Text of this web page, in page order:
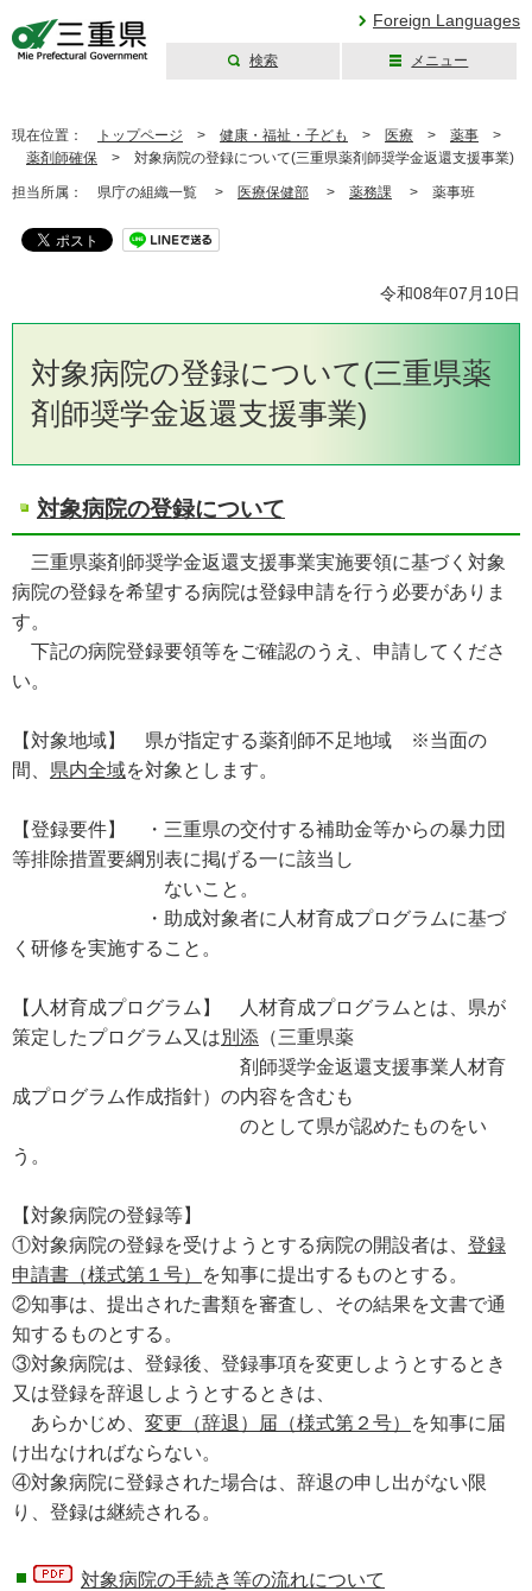
Foreign Languages
検索 メニュー
現在位置： トップページ > 健康・福祉・子ども > 医療 > 薬事 >
薬剤師確保 > 対象病院の登録について(三重県薬剤師奨学金返還支援事業)
担当所属： 県庁の組織一覧 > 医療保健部 > 薬務課 > 薬事班
令和08年07月10日
対象病院の登録について(三重県薬
剤師奨学金返還支援事業)
対象病院の登録について
三重県薬剤師奨学金返還支援事業実施要領に基づく対象
病院の登録を希望する病院は登録申請を行う必要がありま
す。
下記の病院登録要領等をご確認のうえ、申請してくださ
い。
【対象地域】 県が指定する薬剤師不足地域 ※当面の
間、 県内全域を対象とします。
【登録要件】 ・三重県の交付する補助金等からの暴力団
等排除措置要綱別表に掲げる一に該当し
ないこと。
・助成対象者に人材育成プログラムに基づ
く研修を実施すること。
【人材育成プログラム】 人材育成プログラムとは、県が
策定したプログラム又は別添 （三重県薬
剤師奨学金返還支援事業人材育
成プログラム作成指針）の内容を含むも
のとして県が認めたものをい
う。
【対象病院の登録等】
①対象病院の登録を受けようとする病院の開設者は、 登録
申請書（様式第１号）
を知事に提出するものとする。
②知事は、提出された書類を審査し、その結果を文書で通
知するものとする。
③対象病院は、登録後、登録事項を変更しようとするとき
又は登録を辞退しようとするときは、
あらかじめ、 変更（辞退）届（様式第２号）
を知事に届
け出なければならない。
④対象病院に登録された場合は、辞退の申し出がない限
り、登録は継続される。
対象病院の手続き等の流れについて